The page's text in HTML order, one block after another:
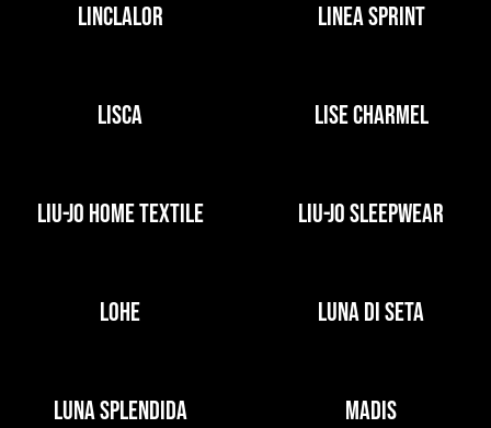
LINCLALOR LINEA SPRINT
LISCA LISE CHARMEL
LIU-JO HOME TEXTILE LIU-JO SLEEPWEAR
LOHE LUNA DI SETA
LUNA SPLENDIDA MADIS